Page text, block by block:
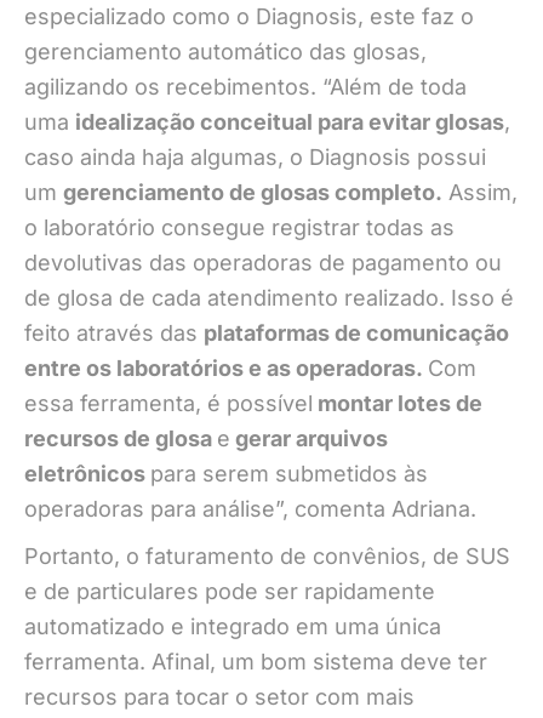
especializado como o Diagnosis, este faz o
gerenciamento automático das glosas,
agilizando os recebimentos. “Além de toda
uma idealização conceitual para evitar glosas,
caso ainda haja algumas, o Diagnosis possui
um gerenciamento de glosas completo. Assim,
o laboratório consegue registrar todas as
devolutivas das operadoras de pagamento ou
de glosa de cada atendimento realizado. Isso é
feito através das plataformas de comunicação
entre os laboratórios e as operadoras. Com
essa ferramenta, é possível montar lotes de
recursos de glosa e gerar arquivos
eletrônicos para serem submetidos às
operadoras para análise”, comenta Adriana.
Portanto, o faturamento de convênios, de SUS
e de particulares pode ser rapidamente
automatizado e integrado em uma única
ferramenta. Afinal, um bom sistema deve ter
recursos para tocar o setor com mais